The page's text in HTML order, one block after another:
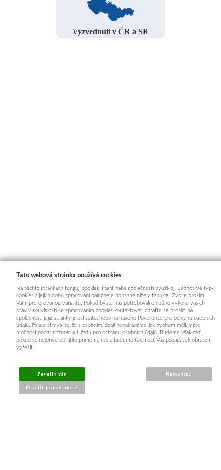
Vyzvednutí v ČR a SR
INFORMACE PRO KUPUJÍCÍ
Reklamační řád
Články a návody
Tato webová stránka používá cookies
Na těchto stránkách fungují cookies, které naše společnosti využívají. Jednotlivé typy
cookies a jejich dobu zpracování naleznete popsané níže v tabulce. Zvolte prosím
Vámi preferovanou variantu. Pokud byste nás potřebovali ohledně výkonu vašich
práv v souvislosti se zpracováním cookies kontaktovat, obraťte se prosím na
společnost, jejíž stránky procházíte, nebo na našeho Pověřence pro ochranu osobních
údajů. Pokud si myslíte, že s osobními údaji nenakládáme, jak bychom měli, máte
možnost podat stížnost u Úřadu pro ochranu osobních údajů. Budeme však rádi,
pokud se nejdříve obrátíte přímo na nás a budeme tak moct Váš požadavek obratem
vyřešit.
Povolit vše
Povolit pouze nutné
Nastavení